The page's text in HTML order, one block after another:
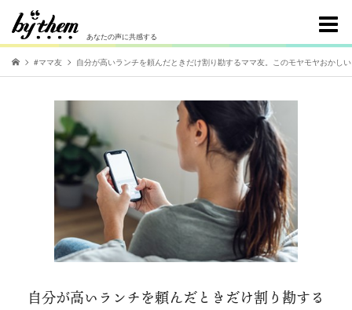
あなたの声に共感する
#ママ友 自分が高いランチを頼んだときだけ割り勘するママ友。このモヤモヤおかし
自分が高いランチを頼んだときだけ割り勘する